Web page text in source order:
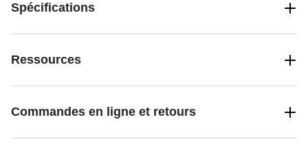
Spécifications
Ressources
Commandes en ligne et retours